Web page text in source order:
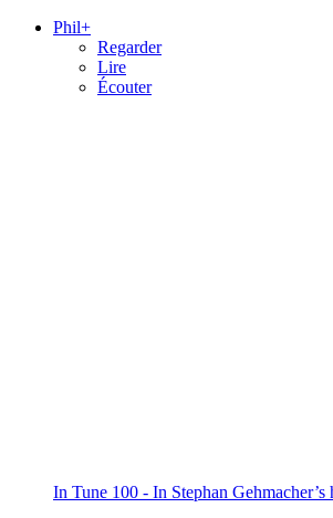
Phil+
Regarder
Lire
Écouter
In Tune 100 - In Stephan Gehmacher’s